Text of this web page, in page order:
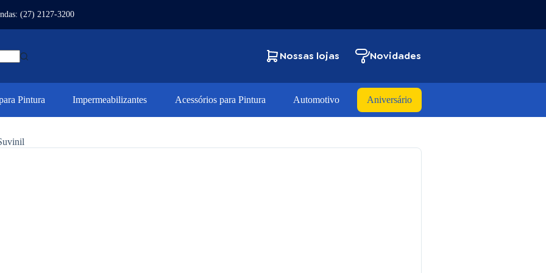
(27) 2127-3200
Nossas lojas Novidades
Pintura Impermeabilizantes Acessórios para Pintura Automotivo Aniversário